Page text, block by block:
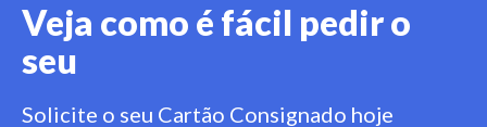
Veja como é fácil pedir o
seu
Solicite o seu Cartão Consignado hoje